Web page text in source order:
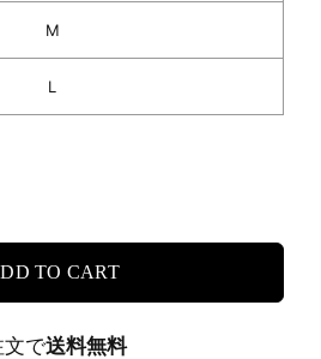
M
L
TO CART
で送料無料